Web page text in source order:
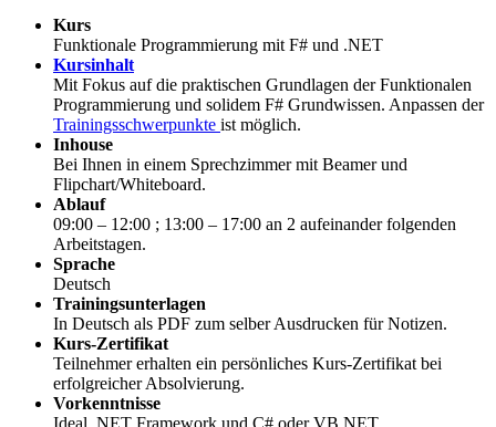
Kurs
Funktionale Programmierung mit F# und .NET
Kursinhalt
Mit Fokus auf die praktischen Grundlagen der Funktionalen
Programmierung und solidem F# Grundwissen. Anpassen der
Trainingsschwerpunkte ist möglich.
Inhouse
Bei Ihnen in einem Sprechzimmer mit Beamer und
Flipchart/Whiteboard.
Ablauf
09:00 – 12:00 ; 13:00 – 17:00 an 2 aufeinander folgenden
Arbeitstagen.
Sprache
Deutsch
Trainingsunterlagen
In Deutsch als PDF zum selber Ausdrucken für Notizen.
Kurs-Zertifikat
Teilnehmer erhalten ein persönliches Kurs-Zertifikat bei
erfolgreicher Absolvierung.
Vorkenntnisse
Ideal .NET Framework und C# oder VB.NET